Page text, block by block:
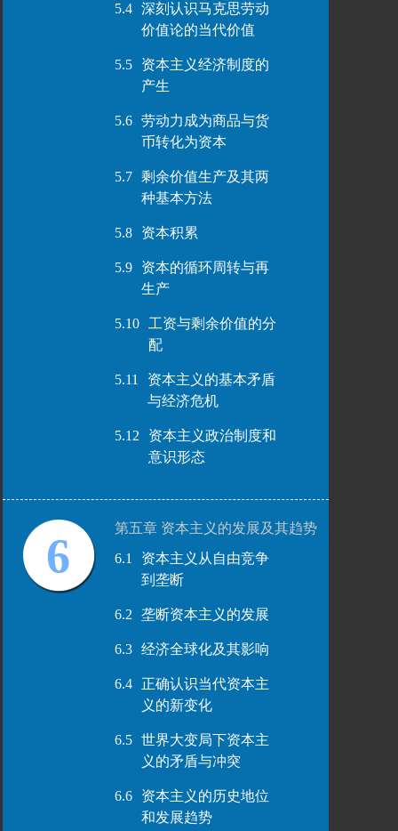
5.4
深刻认识马克思劳动
价值论的当代价值
5.5
资本主义经济制度的
产生
5.6
劳动力成为商品与货
币转化为资本
5.7
剩余价值生产及其两
种基本方法
5.8 资本积累
5.9
资本的循环周转与再
生产
5.10
工资与剩余价值的分
配
5.11
资本主义的基本矛盾
与经济危机
5.12
资本主义政治制度和
意识形态
6
第五章 资本主义的发展及其趋势
6.1
资本主义从自由竞争
到垄断
6.2 垄断资本主义的发展
6.3 经济全球化及其影响
6.4
正确认识当代资本主
义的新变化
6.5
世界大变局下资本主
义的矛盾与冲突
6.6
资本主义的历史地位
和发展趋势